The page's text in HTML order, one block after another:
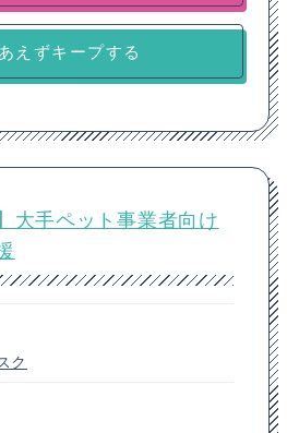
えずキープする
大手ペット事業者向け
ク